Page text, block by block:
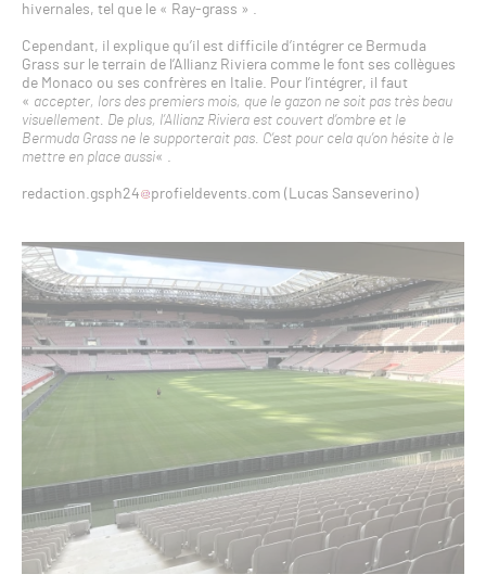
hivernales, tel que le « Ray-grass » .
Cependant, il explique qu’il est difficile d’intégrer ce Bermuda
Grass sur le terrain de l’Allianz Riviera comme le font ses collègues
de Monaco ou ses confrères en Italie. Pour l’intégrer, il faut
« accepter, lors des premiers mois, que le gazon ne soit pas très beau
visuellement. De plus, l’Allianz Riviera est couvert d’ombre et le
Bermuda Grass ne le supporterait pas. C’est pour cela qu’on hésite à le
mettre en place aussi« .
redaction.gsph24 profieldevents.com (Lucas Sanseverino)